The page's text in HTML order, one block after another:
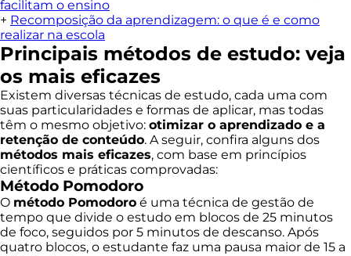
facilitam o ensino
+ Recomposição da aprendizagem: o que é e como
realizar na escola
Principais métodos de estudo: veja
os mais eficazes
Existem diversas técnicas de estudo, cada uma com
suas particularidades e formas de aplicar, mas todas
têm o mesmo objetivo: otimizar o aprendizado e a
retenção de conteúdo. A seguir, confira alguns dos
métodos mais eficazes, com base em princípios
científicos e práticas comprovadas:
Método Pomodoro
O método Pomodoro é uma técnica de gestão de
tempo que divide o estudo em blocos de 25 minutos
de foco, seguidos por 5 minutos de descanso. Após
quatro blocos, o estudante faz uma pausa maior de 15 a